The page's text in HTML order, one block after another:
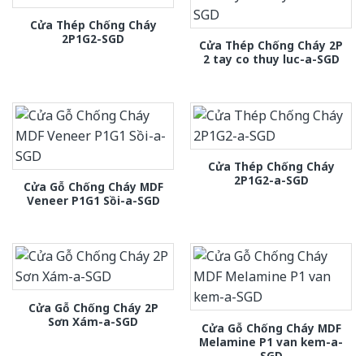
Cửa Thép Chống Cháy
2P1G2-SGD
Cửa Thép Chống Cháy 2P
2 tay co thuy luc-a-SGD
Cửa Gỗ Chống Cháy MDF
Veneer P1G1 Sồi-a-SGD
Cửa Thép Chống Cháy
2P1G2-a-SGD
Cửa Gỗ Chống Cháy 2P
Sơn Xám-a-SGD
Cửa Gỗ Chống Cháy MDF
Melamine P1 van kem-a-